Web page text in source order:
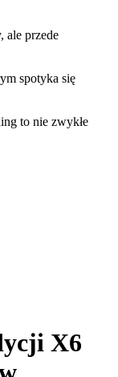
ale przede
spotyka się
to nie zwykłe
X6